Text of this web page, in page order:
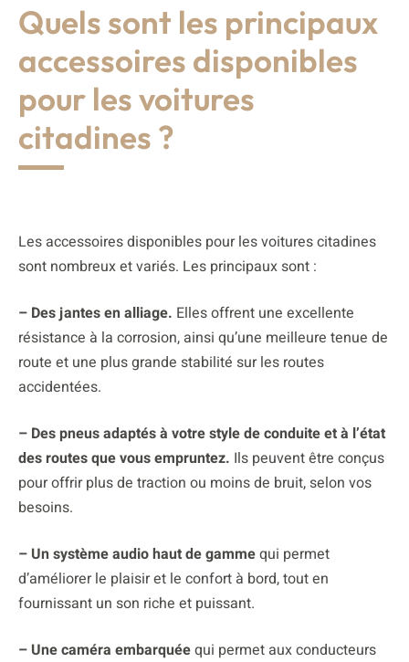
Quels sont les principaux
accessoires disponibles
pour les voitures
citadines ?
Les accessoires disponibles pour les voitures citadines
sont nombreux et variés. Les principaux sont :
– Des jantes en alliage. Elles offrent une excellente
résistance à la corrosion, ainsi qu’une meilleure tenue de
route et une plus grande stabilité sur les routes
accidentées.
– Des pneus adaptés à votre style de conduite et à l’état
des routes que vous empruntez. Ils peuvent être conçus
pour offrir plus de traction ou moins de bruit, selon vos
besoins.
– Un système audio haut de gammequi permet
d’améliorer le plaisir et le confort à bord, tout en
fournissant un son riche et puissant.
– Une caméra embarquéequi permet aux conducteurs